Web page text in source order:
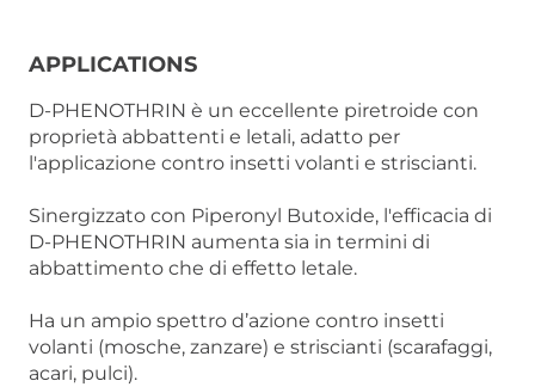
APPLICATIONS
D-PHENOTHRIN è un eccellente piretroide con
proprietà abbattenti e letali, adatto per
l'applicazione contro insetti volanti e striscianti.
Sinergizzato con Piperonyl Butoxide, l'efficacia di
D-PHENOTHRIN aumenta sia in termini di
abbattimento che di effetto letale.
Ha un ampio spettro d’azione contro insetti
volanti (mosche, zanzare) e striscianti (scarafaggi,
acari, pulci).